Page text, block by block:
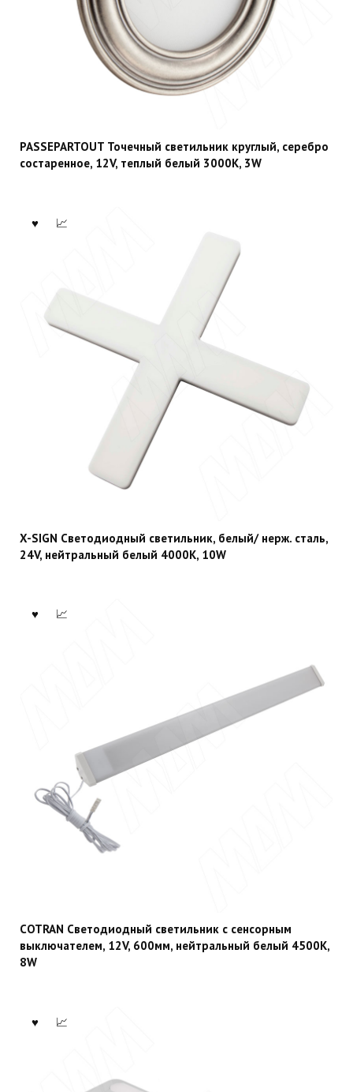
PASSEPARTOUT Точечный светильник круглый, серебро
состаренное, 12V, теплый белый 3000К, 3W
X-SIGN Светодиодный светильник, белый/ нерж. cталь,
24V, нейтральный белый 4000К, 10W
COTRAN Светодиодный светильник с сенсорным
выключателем, 12V, 600мм, нейтральный белый 4500К,
8W